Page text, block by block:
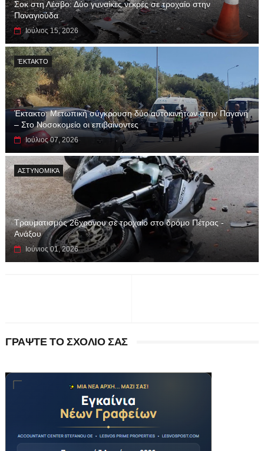
Σοκ στη Λέσβο: Δύο γυναίκες νεκρές σε τροχαίο στην
Παναγιούδα
Ιούλιος 15, 2026
ΈΚΤΑΚΤΟ
Έκτακτο: Μετωπική σύγκρουση δύο αυτοκινήτων στην Παγανή
– Στο Νοσοκομείο οι επιβαίνοντες
Ιούλιος 07, 2026
ΑΣΤΥΝΟΜΙΚΆ
Τραυματισμός 26χρονου σε τροχαίο στο δρόμο Πέτρας -
Ανάξου
Ιούνιος 01, 2026
ΓΡΑΨΤΕ ΤΟ ΣΧΟΛΙΟ ΣΑΣ